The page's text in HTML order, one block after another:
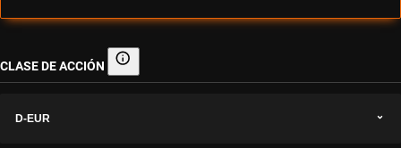
CLASE DE ACCIÓN Clase de acción
D-EUR